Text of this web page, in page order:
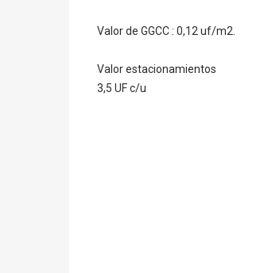
Valor de GGCC : 0,12 uf/m2.
Valor estacionamientos
3,5 UF c/u